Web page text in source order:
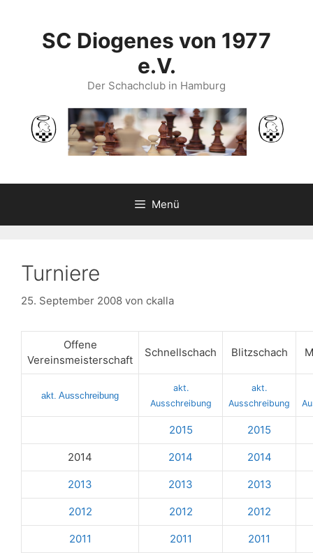
springenSC Diogenes von 1977
e.V.
Der Schachclub in Hamburg
Menü
Turniere
25. September 2008 von ckalla
Offene
Vereinsmeisterschaft
Schnellschach Blitzschach
akt. Ausschreibung
akt.
Ausschreibung
akt.
Ausschreibung
2015 2015
2014 2014 2014
2013 2013 2013
2012 2012 2012
2011 2011 2011